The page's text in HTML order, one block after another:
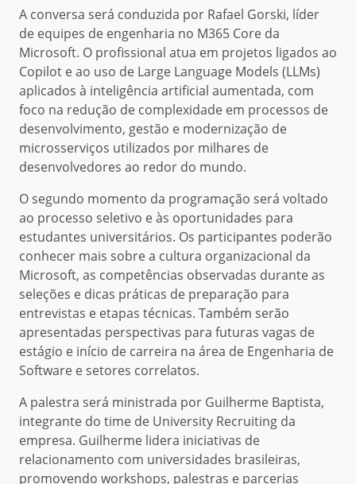
A conversa será conduzida por Rafael Gorski, líder
de equipes de engenharia no M365 Core da
Microsoft. O profissional atua em projetos ligados ao
Copilot e ao uso de Large Language Models (LLMs)
aplicados à inteligência artificial aumentada, com
foco na redução de complexidade em processos de
desenvolvimento, gestão e modernização de
microsserviços utilizados por milhares de
desenvolvedores ao redor do mundo.
O segundo momento da programação será voltado
ao processo seletivo e às oportunidades para
estudantes universitários. Os participantes poderão
conhecer mais sobre a cultura organizacional da
Microsoft, as competências observadas durante as
seleções e dicas práticas de preparação para
entrevistas e etapas técnicas. Também serão
apresentadas perspectivas para futuras vagas de
estágio e início de carreira na área de Engenharia de
Software e setores correlatos.
A palestra será ministrada por Guilherme Baptista,
integrante do time de University Recruiting da
empresa. Guilherme lidera iniciativas de
relacionamento com universidades brasileiras,
promovendo workshops, palestras e parcerias